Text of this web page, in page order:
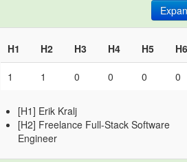
H1 H2 H3 H4 H5 H6
1 1 0 0 0 0
[H1] Erik Kralj
[H2] Freelance Full-Stack Software
Engineer